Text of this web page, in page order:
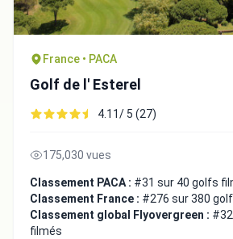
France • PACA
Golf de l' Esterel
4.11/ 5 (27)
175,030 vues
Classement PACA : #31 sur 40 golfs
Classement France : #276 sur 380
Classement global Flyovergreen :
filmés